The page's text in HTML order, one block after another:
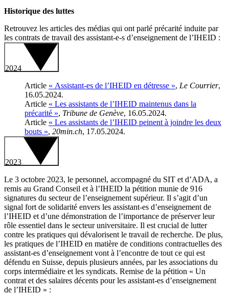
Historique des luttes
Retrouvez les articles des médias qui ont parlé précarité induite par
les contrats de travail des assistant-e-s d’enseignement de l’IHEID :
2024
Article « Assistant-es de l’IHEID en détresse », Le Courrier,
16.05.2024.
Article « Les assistants de l’IHEID maintenus dans la
précarité », Tribune de Genève, 16.05.2024.
Article « Les assistants de l’IHEID peinent à joindre les deux
bouts », 20min.ch, 17.05.2024.
2023
Le 3 octobre 2023, le personnel, accompagné du SIT et d’ADA, a
remis au Grand Conseil et à l’IHEID la pétition munie de 916
signatures du secteur de l’enseignement supérieur. Il s’agit d’un
signal fort de solidarité envers les assistant-es d’enseignement de
l’IHEID et d’une démonstration de l’importance de préserver leur
rôle essentiel dans le secteur universitaire. Il est crucial de lutter
contre les pratiques qui dévalorisent le travail de recherche. De plus,
les pratiques de l’IHEID en matière de conditions contractuelles des
assistant-es d’enseignement vont à l’encontre de tout ce qui est
défendu en Suisse, depuis plusieurs années, par les associations du
corps intermédiaire et les syndicats. Remise de la pétition « Un
contrat et des salaires décents pour les assistant-es d’enseignement
de l’IHEID » :